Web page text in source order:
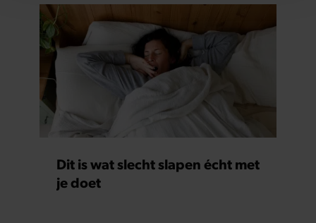
en om ons websiteverkeer te analyseren. Ook delen we
informatie over uw gebruik van onze site met onze
partners voor social media, adverteren en analyse. Deze
partners kunnen deze gegevens combineren met andere
informatie die u aan ze heeft verstrekt of die ze hebben
verzameld op basis van uw gebruik van hun services. U
gaat akkoord met onze cookies als u onze website blijft
Dit is wat slecht slapen écht met
je doet